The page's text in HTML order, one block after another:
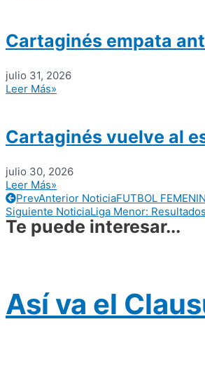
Cartaginés empata
julio 31, 2026
Leer Más»
Cartaginés vuelve al
julio 30, 2026
Leer Más»
PrevAnterior NoticiaFUTBOL
Siguiente NoticiaLiga Menor:
Te puede interesar...
Así va el